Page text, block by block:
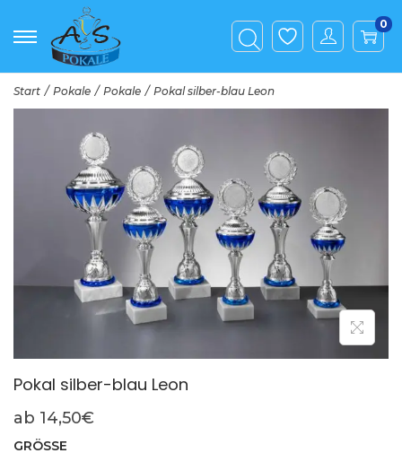
0
Start / Pokale / Pokale / Pokal silber-blau Leon
Pokal silber-blau Leon
ab 14,50€
GRÖSSE